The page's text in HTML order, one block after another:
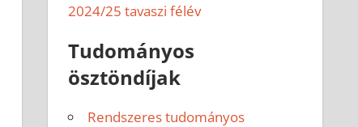
2024/25 tavaszi félév
Tudományos
ösztöndíjak
Rendszeres tudományos